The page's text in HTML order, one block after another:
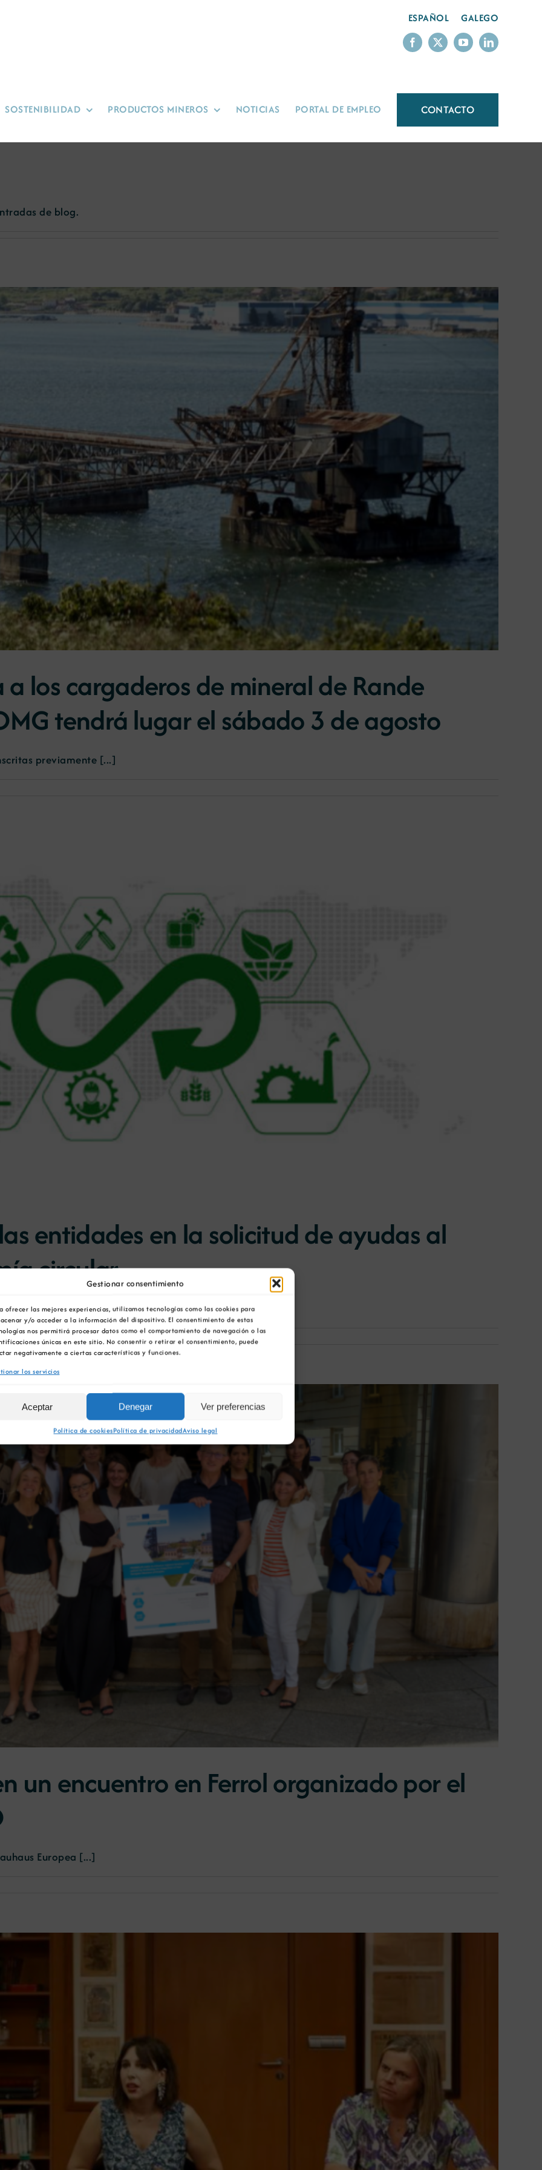
Gestionar consentimiento
ofrecer las mejores experiencias, utilizamos tecnologías como las cookies para
y/o acceder a la información del dispositivo. El consentimiento de estas
nos permitirá procesar datos como el comportamiento de navegación o las
únicas en este sitio. No consentir o retirar el consentimiento, puede
negativamente a ciertas características y funciones.
los servicios
Aceptar Denegar Ver preferencias
Política de cookiesPolítica de privacidadAviso legal
ESPAÑOL GALEGO
SOSTENIBILIDAD PRODUCTOS MINEROS NOTICIAS PORTAL DE EMPLEO CONTACTO
de blog.
los cargaderos de mineral de Rande
tendrá lugar el sábado 3 de agosto
previamente [...]
entidades en la solicitud de ayudas al
circular
un encuentro en Ferrol organizado por el
Europea [...]